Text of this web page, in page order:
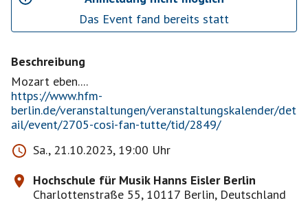
Das Event fand bereits statt
Beschreibung
https://www.hfm-
berlin.de/veranstaltungen/veranstaltungskalender/det
ail/event/2705-cosi-fan-tutte/tid/2849/
Sa., 21.10.2023, 19:00 Uhr
Hochschule für Musik Hanns Eisler Berlin
Charlottenstraße 55, 10117 Berlin, Deutschland